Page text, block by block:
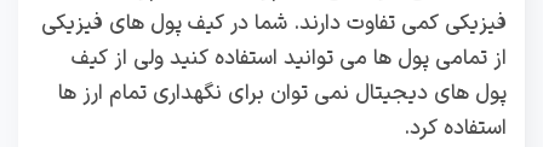
فیزیکی کمی تفاوت دارند. شما در کیف پول های فیزیکی
از تمامی پول ها می توانید استفاده کنید ولی از کیف
پول های دیجیتال نمی توان برای نگهداری تمام ارز ها
استفاده کرد.